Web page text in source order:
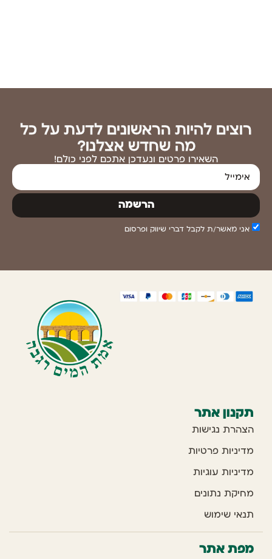
רוצים להיות הראשונים לדעת על כל
מה שחדש אצלנו?
השאירו פרטים ונעדכן אתכם לפני כולם!
אני מאשר/ת לקבל דברי שיווק ופרסום
הרשמה
תקנון אתר
הצהרת נגישות
מדיניות פרטיות
מדיניות עוגיות
מחיקת נתונים
תנאי שימוש
מפת אתר